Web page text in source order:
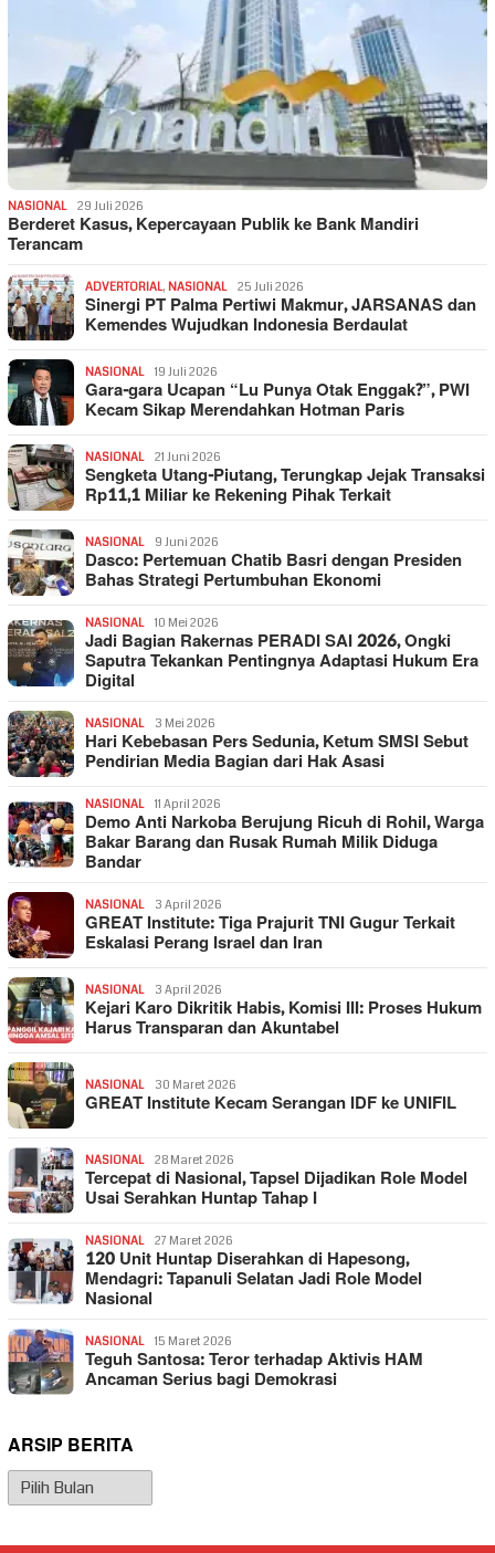
NASIONAL 29 Juli 2026
Berderet Kasus, Kepercayaan Publik ke Bank Mandiri
Terancam
ADVERTORIAL, NASIONAL 25 Juli 2026
Sinergi PT Palma Pertiwi Makmur, JARSANAS dan
Kemendes Wujudkan Indonesia Berdaulat
NASIONAL 19 Juli 2026
Gara-gara Ucapan “Lu Punya Otak Enggak?”, PWI
Kecam Sikap Merendahkan Hotman Paris
NASIONAL 21 Juni 2026
Sengketa Utang-Piutang, Terungkap Jejak Transaksi
Rp11,1 Miliar ke Rekening Pihak Terkait
NASIONAL 9 Juni 2026
Dasco: Pertemuan Chatib Basri dengan Presiden
Bahas Strategi Pertumbuhan Ekonomi
NASIONAL 10 Mei 2026
Jadi Bagian Rakernas PERADI SAI 2026, Ongki
Saputra Tekankan Pentingnya Adaptasi Hukum Era
Digital
NASIONAL 3 Mei 2026
Hari Kebebasan Pers Sedunia, Ketum SMSI Sebut
Pendirian Media Bagian dari Hak Asasi
NASIONAL 11 April 2026
Demo Anti Narkoba Berujung Ricuh di Rohil, Warga
Bakar Barang dan Rusak Rumah Milik Diduga
Bandar
NASIONAL 3 April 2026
GREAT Institute: Tiga Prajurit TNI Gugur Terkait
Eskalasi Perang Israel dan Iran
NASIONAL 3 April 2026
Kejari Karo Dikritik Habis, Komisi III: Proses Hukum
Harus Transparan dan Akuntabel
NASIONAL 30 Maret 2026
GREAT Institute Kecam Serangan IDF ke UNIFIL
NASIONAL 28 Maret 2026
Tercepat di Nasional, Tapsel Dijadikan Role Model
Usai Serahkan Huntap Tahap I
NASIONAL 27 Maret 2026
120 Unit Huntap Diserahkan di Hapesong,
Mendagri: Tapanuli Selatan Jadi Role Model
Nasional
NASIONAL 15 Maret 2026
Teguh Santosa: Teror terhadap Aktivis HAM
Ancaman Serius bagi Demokrasi
ARSIP BERITA
Arsip
Berita